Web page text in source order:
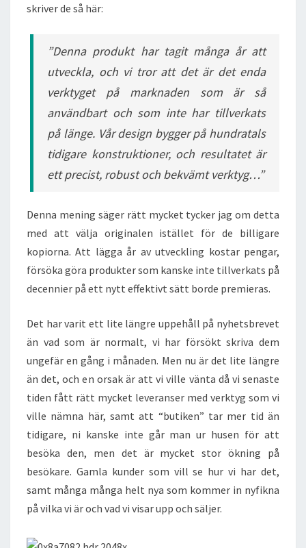
skriver de så här:
”Denna produkt har tagit många år att
utveckla, och vi tror att det är det enda
verktyget på marknaden som är så
användbart och som inte har tillverkats
på länge. Vår design bygger på hundratals
tidigare konstruktioner, och resultatet är
ett precist, robust och bekvämt verktyg…”
Denna mening säger rätt mycket tycker jag om detta
med att välja originalen istället för de billigare
kopiorna. Att lägga år av utveckling kostar pengar,
försöka göra produkter som kanske inte tillverkats på
decennier på ett nytt effektivt sätt borde premieras.
Det har varit ett lite längre uppehåll på nyhetsbrevet
än vad som är normalt, vi har försökt skriva dem
ungefär en gång i månaden. Men nu är det lite längre
än det, och en orsak är att vi ville vänta då vi senaste
tiden fått rätt mycket leveranser med verktyg som vi
ville nämna här, samt att “butiken” tar mer tid än
tidigare, ni kanske inte går man ur husen för att
besöka den, men det är mycket stor ökning på
besökare. Gamla kunder som vill se hur vi har det,
samt många många helt nya som kommer in nyfikna
på vilka vi är och vad vi visar upp och säljer.